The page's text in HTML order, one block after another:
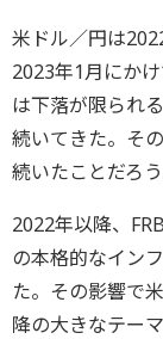
米ドル／円は
2023年1月にか
は下落が限られ
続いてきた。そ
続いたことだろう
2022年以降、
の本格的なイン
た。その影響で
降の大きなテー